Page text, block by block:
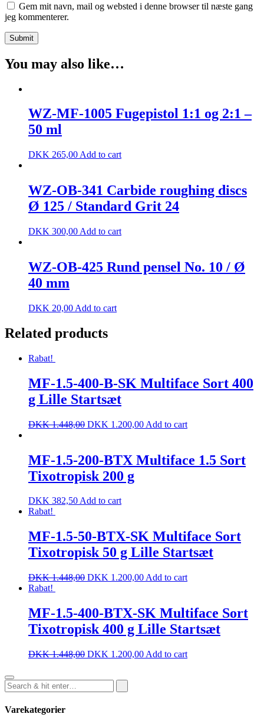
Gem mit navn, mail og websted i denne browser til næste gang
jeg kommenterer.
You may also like…
WZ-MF-1005 Fugepistol 1:1 og 2:1 –
50 ml
DKK 265,00 Add to cart
WZ-OB-341 Carbide roughing discs
Ø 125 / Standard Grit 24
DKK 300,00 Add to cart
WZ-OB-425 Rund pensel No. 10 / Ø
40 mm
DKK 20,00 Add to cart
Related products
Rabat!
MF-1.5-400-B-SK Multiface Sort 400
g Lille Startsæt
DKK1.448,00 DKK 1.200,00 Add to cart
MF-1.5-200-BTX Multiface 1.5 Sort
Tixotropisk 200 g
DKK 382,50Add to cart
Rabat!
MF-1.5-50-BTX-SK Multiface Sort
Tixotropisk 50 g Lille Startsæt
DKK1.448,00 DKK 1.200,00 Add to cart
Rabat!
MF-1.5-400-BTX-SK Multiface Sort
Tixotropisk 400 g Lille Startsæt
DKK1.448,00 DKK 1.200,00 Add to cart
Varekategorier